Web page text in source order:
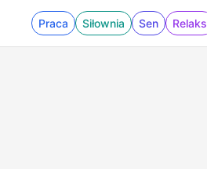
Praca Siłownia Sen Relaks